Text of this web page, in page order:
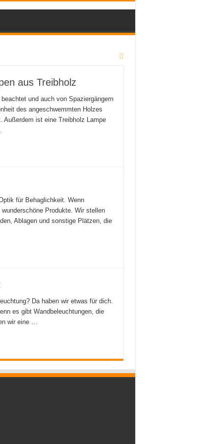
aus Treibholz
und auch von Spaziergängern
des angeschwemmten Holzes
Außerdem ist eine Treibholz Lampe
für Behaglichkeit. Wenn
Produkte. Wir stellen
Ablagen und sonstige Plätzen, die
Da haben wir etwas für dich.
es gibt Wandbeleuchtungen, die
wir eine …